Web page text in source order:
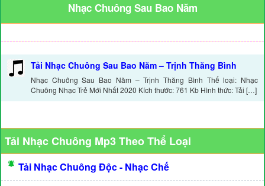
Nhạc Chuông Sau Bao Năm
Tải Nhạc Chuông Sau Bao Năm – Trịnh Thăng Bình
Nhạc Chuông Sau Bao Năm – Trịnh Thăng Bình Thể loại: Nhạc
Chuông Nhạc Trẻ Mới Nhất 2020 Kích thước: 761 Kb Hình thức: Tải […]
Tải Nhạc Chuông Mp3 Theo Thể Loại
Tải Nhạc Chuông Độc - Nhạc Chế